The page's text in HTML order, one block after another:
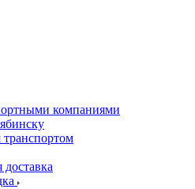
компаниями